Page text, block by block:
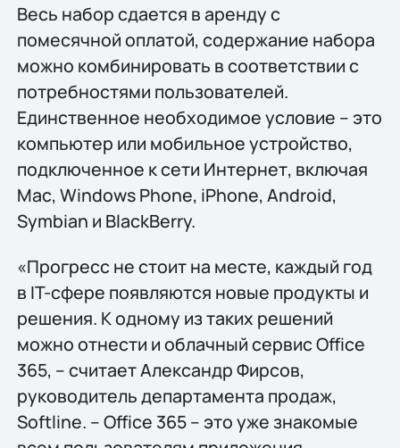
Весь набор сдается в аренду с
помесячной оплатой, содержание набора
можно комбинировать в соответствии с
потребностями пользователей.
Единственное необходимое условие – это
компьютер или мобильное устройство,
подключенное к сети Интернет, включая
Mac, Windows Phone, iPhone, Android,
Symbian и BlackBerry.
«Прогресс не стоит на месте, каждый год
в IT-сфере появляются новые продукты и
решения. К одному из таких решений
можно отнести и облачный сервис Office
365, – считает Александр Фирсов,
руководитель департамента продаж,
Softline. – Office 365 – это уже знакомые